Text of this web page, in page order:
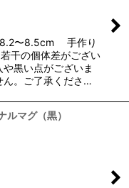
8.2〜8.5cm 手作り
干の個体差がござい
黒い点がございま
ん。ご了承くださ…
ルマグ（黒）